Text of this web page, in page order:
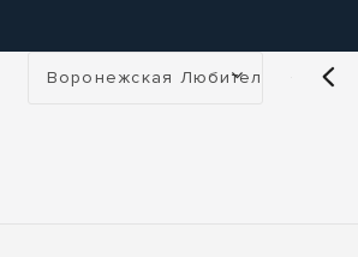
Турнир:
Воронежская Любительская Лига